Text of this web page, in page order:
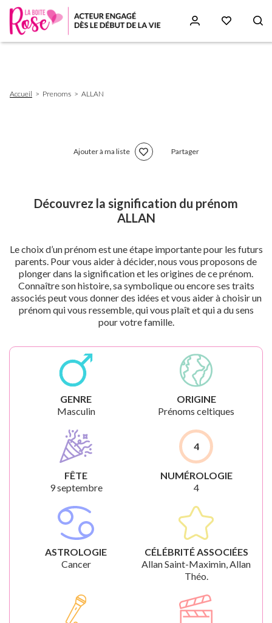
d'Ariane
Accueil Prenoms ALLAN
Ajouter à ma liste Partager
Découvrez la signification du prénom
ALLAN
Le choix d’un prénom est une étape importante pour les futurs
parents. Pour vous aider à décider, nous vous proposons de
plonger dans la signification et les origines de ce prénom.
Connaître son histoire, sa symbolique ou encore ses traits
associés peut vous donner des idées et vous aider à choisir un
prénom qui vous ressemble, qui vous plaît et qui a du sens
pour votre famille.
GENRE
Masculin
ORIGINE
Prénoms celtiques
FÊTE
9 septembre
4
NUMÉROLOGIE
4
ASTROLOGIE
Cancer
CÉLÉBRITÉ ASSOCIÉES
Allan Saint-Maximin, Allan
Théo.